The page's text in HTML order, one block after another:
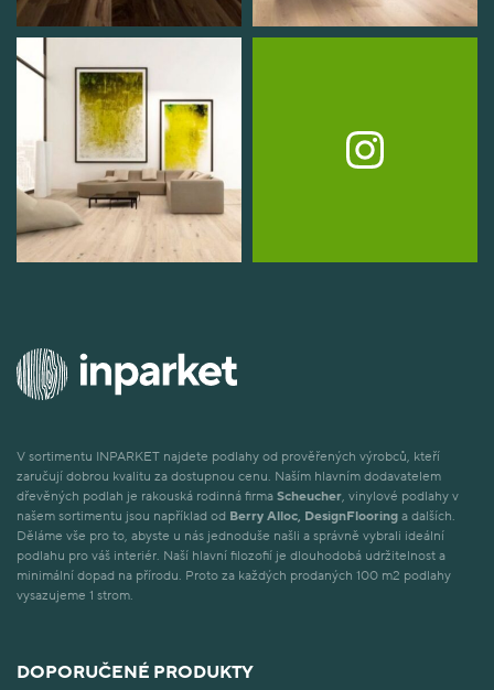
V sortimentu INPARKET najdete podlahy od prověřených výrobců, kteří
zaručují dobrou kvalitu za dostupnou cenu. Naším hlavním dodavatelem
dřevěných podlah je rakouská rodinná firma Scheucher, vinylové podlahy v
našem sortimentu jsou například od Berry Alloc, DesignFlooring a dalších.
Děláme vše pro to, abyste u nás jednoduše našli a správně vybrali ideální
podlahu pro váš interiér. Naší hlavní filozofií je dlouhodobá udržitelnost a
minimální dopad na přírodu. Proto za každých prodaných 100 m2 podlahy
vysazujeme 1 strom.
DOPORUČENÉ PRODUKTY